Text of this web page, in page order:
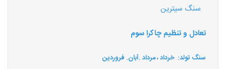
سنگ سیترین
تعادل و تنظیم چاکرا سوم
سنگ تولد: خرداد ، مرداد .آبان. فروردین